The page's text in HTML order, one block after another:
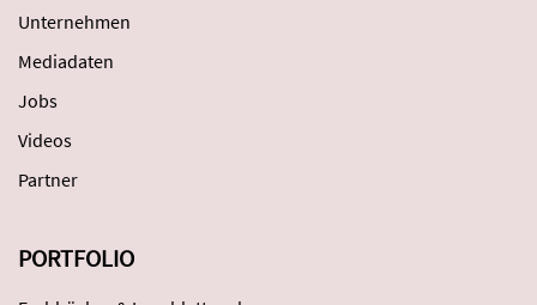
Unternehmen
Mediadaten
Jobs
Videos
Partner
PORTFOLIO